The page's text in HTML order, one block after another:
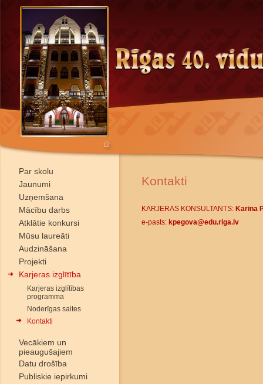
Par skolu
Jaunumi
Uzņemšana
Mācību darbs
Atklātie konkursi
Mūsu laureāti
Audzināšana
Projekti
Karjeras izglītība
Karjeras izglītības
programma
Noderīgas saites
Kontakti
Vecākiem un
pieaugušajiem
Datu drošība
Publiskie iepirkumi
Kontakti
KARJERAS KONSULTANTS: Karīna
e-pasts: kpegova@edu.riga.lv